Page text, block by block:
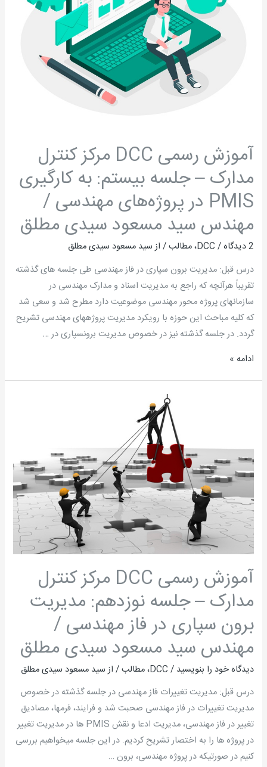
آموزش رسمی DCC مرکز کنترل
مدارک – جلسه بیستم: به کارگیری
PMIS در پروژه‌های مهندسی /
مهندس سید مسعود سیدی مطلق
2 دیدگاه /
DCC،مطالب/ ازسید مسعود سیدی مطلق
درس قبل: مدیریت برون سپاری در فاز مهندسی طی جلسه­ های گذشته
تقریباً هرآنچه که راجع به مدیریت اسناد و مدارک مهندسی در
سازمانهای پروژه محور مهندسی موضوعیت دارد مطرح شد و سعی شد
که کلیه مباحث این حوزه با رویکرد مدیریت پروژه­های مهندسی تشریح
گردد. در جلسه گذشته نیز در خصوص مدیریت برون­سپاری در …
مهندس
سید
مسعود
سیدی
مطلق
ادامه »
آموزش رسمی DCC مرکز کنترل
مدارک – جلسه نوزدهم: مدیریت
برون سپاری در فاز مهندسی /
مهندس سید مسعود سیدی مطلق
دیدگاه‌ خود را بنویسید /
DCC،مطالب/ از سید مسعود سیدی مطلق
درس قبل: مدیریت تغییرات فاز مهندسی در جلسه گذشته در خصوص
مدیریت تغییرات در فاز مهندسی صحبت شد و فرایند، فرمها، مصادیق
تغییر در فاز مهندسی، مدیریت ادعا و نقش PMIS ها در مدیریت تغییر
در پروژه ها را به اختصار تشریح کردیم. در این جلسه می­خواهیم بررسی
کنیم در صورتیکه در پروژه مهندسی، برون …
مرکز
کنترل
مدارک
–
جلسه
نوزدهم:
مدیریت
سپاری
فاز
مهندسی
/
مهندس
سید
مسعود
سیدی
مطلق